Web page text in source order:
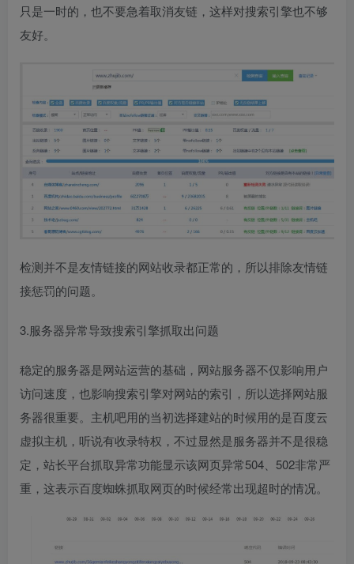
只是一时的，也不要急着取消友链，这样对搜索引擎也不够
友好。
检测并不是友情链接的网站收录都正常的，所以排除友情链
接惩罚的问题。
3.服务器异常导致搜索引擎抓取出问题
稳定的服务器是网站运营的基础，网站服务器不仅影响用户
访问速度，也影响搜索引擎对网站的索引，所以选择网站服
务器很重要。主机吧用的当初选择建站的时候用的是百度云
虚拟主机，听说有收录特权，不过显然是服务器并不是很稳
定，站长平台抓取异常功能显示该网页异常504、502非常严
重，这表示百度蜘蛛抓取网页的时候经常出现超时的情况。